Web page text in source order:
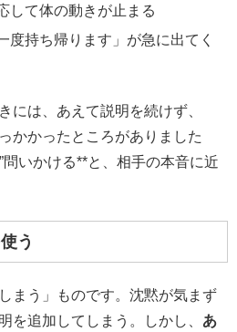
して体の動きが止まる
度持ち帰ります」が急に出てく
には、あえて説明を続けず、
かかったところがありました
問いかける**と、相手の本音に近
う
まう」ものです。沈黙が気まず
を追加してしまう。しかし、 あ